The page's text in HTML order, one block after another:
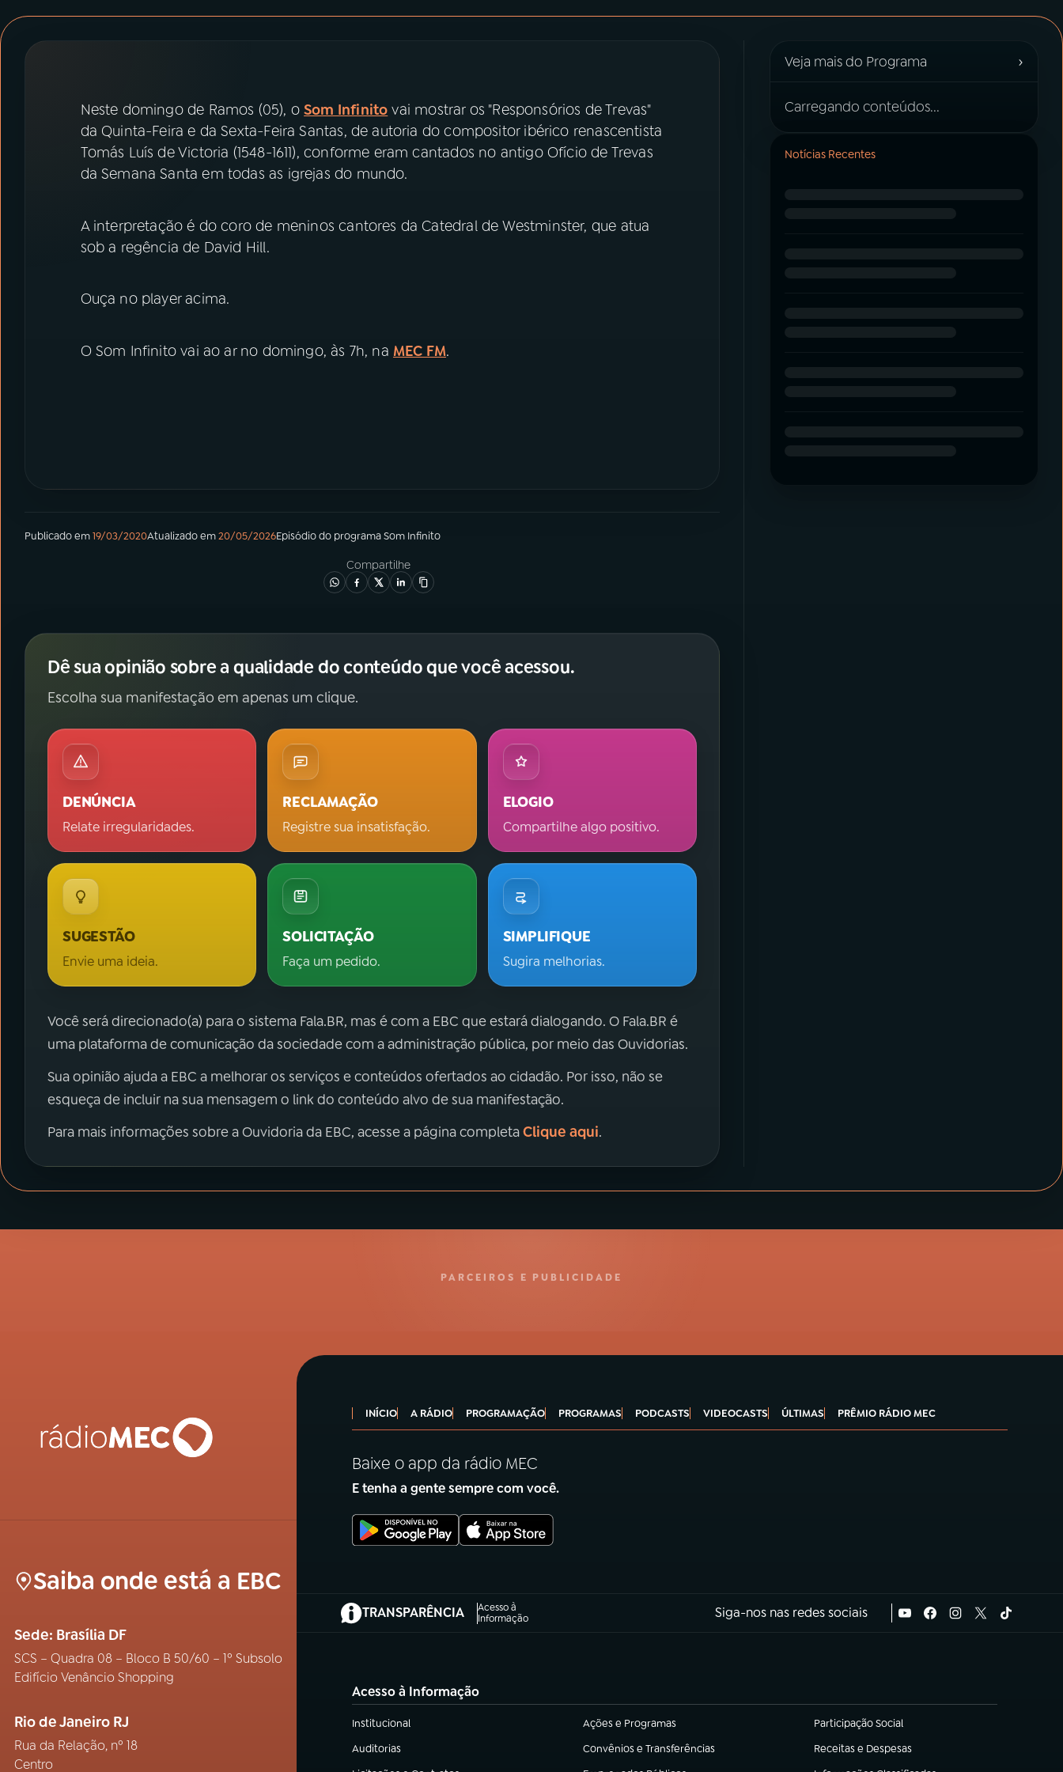
ACOMPANHE A RÁDIO MEC
YouTube Facebook
Neste domingo de Ramos (05), oSom Infinito vai mostrar os "Responsórios de Trevas"
da Quinta-Feira e da Sexta-Feira Santas, de autoria do compositor ibérico renascentista
Tomás Luís de Victoria (1548-1611), conforme eram cantados no antigo Ofício de Trevas
da Semana Santa em todas as igrejas do mundo.
A interpretação é do coro de meninos cantores da Catedral de Westminster, que atua
sob a regência de David Hill.
Ouça no player acima.
O Som Infinito vai ao ar no domingo, às 7h, na MEC FM.
Publicado em19/03/2020Atualizado em20/05/2026Episódiodo programaSom Infinito
Compartilhe
Dê sua opinião sobre a qualidade do conteúdo que você acessou.
Escolha sua manifestação em apenas um clique.
DENÚNCIA
Relate irregularidades.
RECLAMAÇÃO
Registre sua insatisfação.
ELOGIO
Compartilhe algo positivo.
SUGESTÃO
Envie uma ideia.
SOLICITAÇÃO
Faça um pedido.
SIMPLIFIQUE
Sugira melhorias.
Você será direcionado(a) para o sistema Fala.BR, mas é com a EBC que estará dialogando. O Fala.BR é
uma plataforma de comunicação da sociedade com a administração pública, por meio das Ouvidorias.
Sua opinião ajuda a EBC a melhorar os serviços e conteúdos ofertados ao cidadão. Por isso, não se
esqueça de incluir na sua mensagem o link do conteúdo alvo de sua manifestação.
Para mais informações sobre a Ouvidoria da EBC, acesse a página completaClique aqui.
Veja mais do Programa ›
Carregando conteúdos...
Notícias Recentes
PARCEIROS E PUBLICIDADE
Saiba onde está a EBC
Sede: Brasília DF
SCS – Quadra 08 – Bloco B 50/60 – 1º Subsolo
Edifício Venâncio Shopping
Rio de Janeiro RJ
Rua da Relação, nº 18
Centro
INÍCIO A RÁDIO PROGRAMAÇÃO PROGRAMAS PODCASTS VIDEOCASTS ÚLTIMAS PRÊMIO RÁDIO MEC
Baixe o app da rádio MEC
E tenha a gente sempre com você.
TRANSPARÊNCIA
Acesso à
Informação
(abre em nova aba) Siga-nos nas redes sociais
Acesso à Informação
Institucional
(abre em nova aba) Ações e Programas
(abre em nova aba) Participação Social
(abre em nova aba)
Auditorias
(abre em nova aba) Convênios e Transferências
(abre em nova aba) Receitas e Despesas
(abre em nova aba)